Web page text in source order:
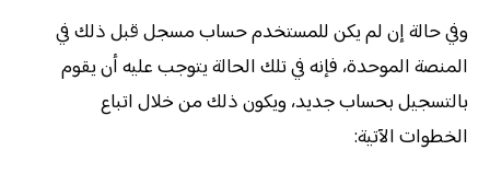
وفي حالة إن لم يكن للمستخدم حساب مسجل قبل ذلك في
المنصة الموحدة، فإنه في تلك الحالة يتوجب عليه أن يقوم
بالتسجيل بحساب جديد، ويكون ذلك من خلال اتباع
الخطوات الآتية: